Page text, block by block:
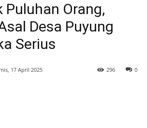
Puluhan Orang,
Desa Puyung
Serius
17 April 2025 0
296